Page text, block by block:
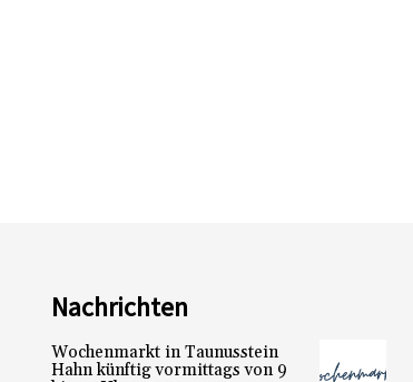
Nachrichten
Wochenmarkt in Taunusstein
Hahn künftig vormittags von 9